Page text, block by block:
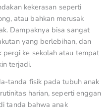
kekerasan seperti
atau bahkan merusak
Dampaknya bisa sangat
yang berlebihan, dan
pergi ke sekolah atau tempat
terjadi.
tanda fisik pada tubuh anak
harian, seperti enggan
tanda bahwa anak